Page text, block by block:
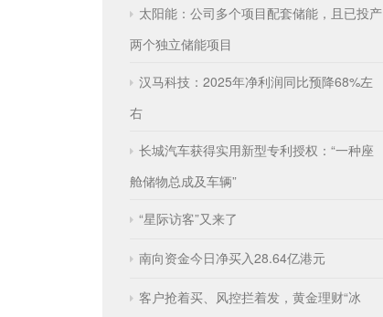
太阳能：公司多个项目配套储能，且已投产
两个独立储能项目
汉马科技：2025年净利润同比预降68%左
右
长城汽车获得实用新型专利授权：“一种座
舱储物总成及车辆”
“星际访客”又来了
南向资金今日净买入28.64亿港元
客户抢着买、风控拦着发，黄金理财“冰